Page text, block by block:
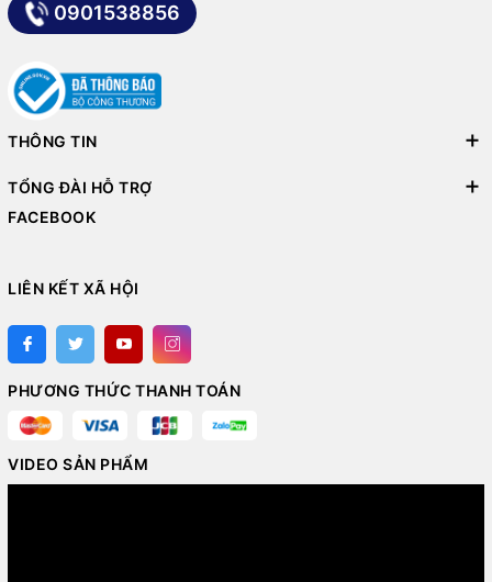
0901538856
THÔNG TIN
TỔNG ĐÀI HỖ TRỢ
FACEBOOK
LIÊN KẾT XÃ HỘI
PHƯƠNG THỨC THANH TOÁN
VIDEO SẢN PHẨM